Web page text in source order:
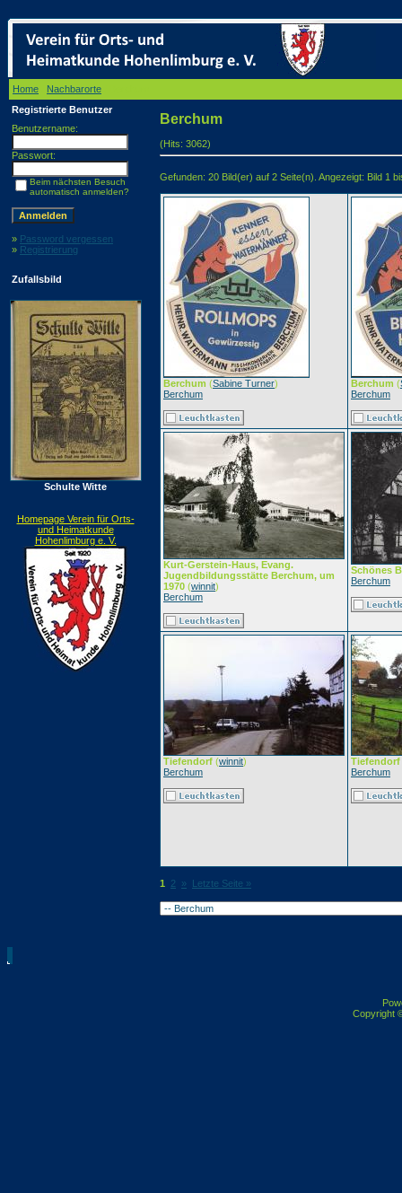
Home Nachbarorte
Registrierte Benutzer
Benutzername:
Passwort:
Beim nächsten Besuch
automatisch anmelden?
» Password vergessen
» Registrierung
Zufallsbild
Schulte Witte
Homepage Verein für Orts-
und Heimatkunde
Hohenlimburg e. V.
Berchum
(Hits: 3062)
Gefunden: 20 Bild(er) auf 2 Seite(n). Angezeigt: Bild 1
Berchum (Sabine Turner)
Berchum
Berchum (
Berchum
Kurt-Gerstein-Haus, Evang.
Jugendbildungsstätte Berchum, um
1970 (winnit)
Berchum
Schönes
Berchum
Tiefendorf (winnit)
Berchum
Tiefendorf
Berchum
1 2 » Letzte Seite »
Copyright